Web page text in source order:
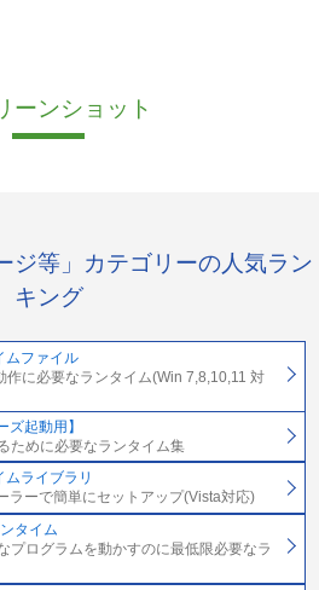
ーンショット
ジ等」カテゴリーの人気ラン
キング
ムファイル
に必要なランタイム(Win 7,8,10,11 対
起動用】
ために必要なランタイム集
ライブラリ
ラーで簡単にセットアップ(Vista対応)
タイム
プログラムを動かすのに最低限必要なラ